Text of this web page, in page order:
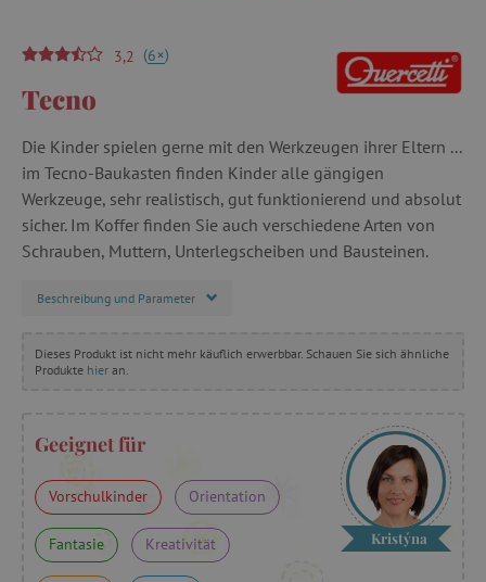
3,2 (6+)
Tecno
Die Kinder spielen gerne mit den Werkzeugen ihrer Eltern ...
im Tecno-Baukasten finden Kinder alle gängigen
Werkzeuge, sehr realistisch, gut funktionierend und absolut
sicher. Im Koffer finden Sie auch verschiedene Arten von
Schrauben, Muttern, Unterlegscheiben und Bausteinen.
Beschreibung und Parameter
Dieses Produkt ist nicht mehr käuflich erwerbbar. Schauen Sie sich ähnliche
Produkte hier an.
Geeignet für
Vorschulkinder Orientation
Fantasie Kreativität Kristýna